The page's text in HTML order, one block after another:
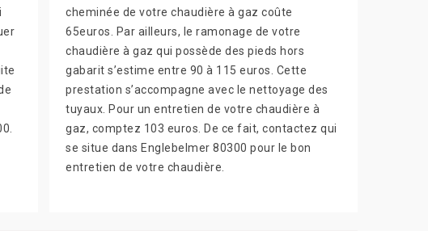
cheminée de votre chaudière à gaz coûte
65euros. Par ailleurs, le ramonage de votre
chaudière à gaz qui possède des pieds hors
gabarit s’estime entre 90 à 115 euros. Cette
prestation s’accompagne avec le nettoyage des
tuyaux. Pour un entretien de votre chaudière à
gaz, comptez 103 euros. De ce fait, contactez qui
se situe dans Englebelmer 80300 pour le bon
entretien de votre chaudière.